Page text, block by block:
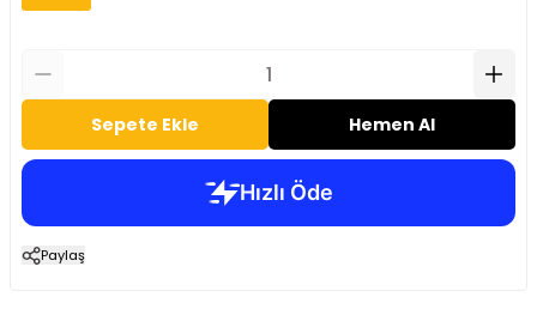
Sepete Ekle Hemen Al
Paylaş